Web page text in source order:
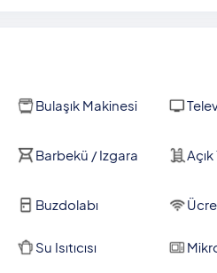
Bulaşık Makinesi
Barbekü / Izgara
Buzdolabı
Su Isıtıcısı